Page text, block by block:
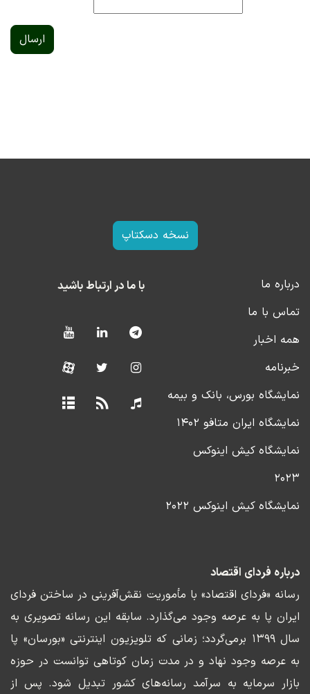
ارسال
نسخه دسکتاپ
درباره ما
تماس با ما
همه اخبار
خبرنامه
نمایشگاه بورس، بانک و بیمه
نمایشگاه ایران متافو ۱۴۰۲
نمایشگاه کیش اینوکس
۲۰۲۳
نمایشگاه کیش اینوکس ۲۰۲۲
با ما در ارتباط باشید
درباره فردای اقتصاد
رسانه «فردای اقتصاد» با مأموریت نقش‌آفرینی در ساختن فردای
ایران پا به عرصه وجود می‌گذارد. سابقه این رسانه تصویری به
سال ۱۳۹۹ برمی‌گردد؛ زمانی که تلویزیون اینترنتی «بورسان» پا
به عرصه وجود نهاد و در مدت زمان کوتاهی توانست در حوزه
بازار سرمایه به سرآمد رسانه‌های کشور تبدیل شود. پس از